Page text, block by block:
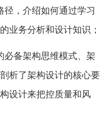
，介绍如何通过学习
业务分析和设计知识；
必备架构思维模式、架
析了架构设计的核心要
设计来把控质量和风